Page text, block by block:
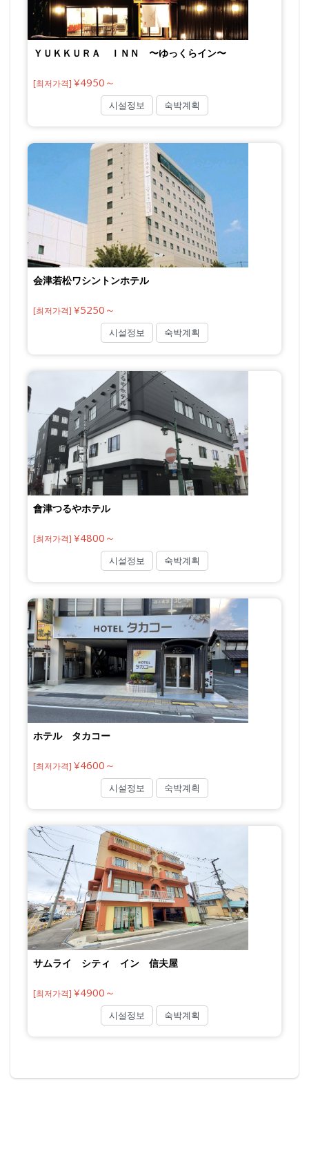
ＹＵＫＫＵＲＡ ＩＮＮ 〜ゆっくらイン〜
[최저가격]¥4950～
시설정보 숙박계획
会津若松ワシントンホテル
[최저가격]¥5250～
시설정보 숙박계획
會津つるやホテル
[최저가격]¥4800～
시설정보 숙박계획
ホテル タカコー
[최저가격]¥4600～
시설정보 숙박계획
サムライ シティ イン 信夫屋
[최저가격]¥4900～
시설정보 숙박계획